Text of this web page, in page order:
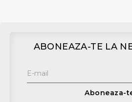
ABONEAZA-TE LA
Aboneaza-